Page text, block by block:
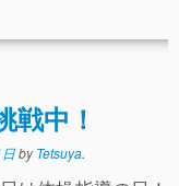
戦中！
byTetsuya.